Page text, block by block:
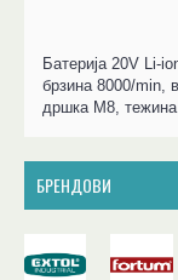
Батерија 20V Li-
брзина 8000/min,
дршка М8,
БРЕНДОВИ